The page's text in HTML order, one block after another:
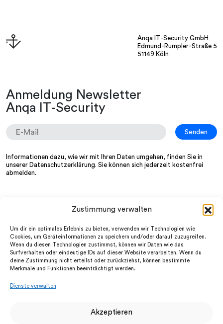
Zustimmung verwalten
Um dir ein optimales Erlebnis zu bieten, verwenden wir Technologien wie
Cookies, um Geräteinformationen zu speichern und/oder darauf zuzugreifen.
Wenn du diesen Technologien zustimmst, können wir Daten wie das
Surfverhalten oder eindeutige IDs auf dieser Website verarbeiten. Wenn du
deine Zustimmung nicht erteilst oder zurückziehst, können bestimmte
Merkmale und Funktionen beeinträchtigt werden.
Dienste verwalten
Akzeptieren
LinkedIn
facebook
Datenschutz
Impressum
Partner
News
FAQ
Jobs
Cloud-UTM
Anqa IT-Security GmbH
Edmund-Rumpler-Straße 5
51149 Köln
Anmeldung Newsletter
Anqa IT-Security
Informationen dazu, wie wir mit Ihren Daten umgehen, finden Sie in
unserer Datenschutzerklärung. Sie können sich jederzeit kostenfrei
abmelden.